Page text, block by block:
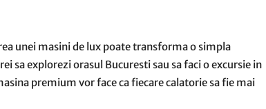
unei masini de lux poate transforma o simpla
sa explorezi orasul Bucuresti sau sa faci o excursie in
premium vor face ca fiecare calatorie sa fie mai